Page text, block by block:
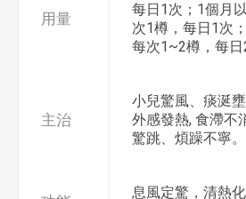
用量
每日1次；1個月
次1樽，每日1次
每次1~2樽，每日
主治
小兒驚風、痰涎
外感發熱, 食滯不
驚跳、煩躁不寧。
息風定驚，清熱